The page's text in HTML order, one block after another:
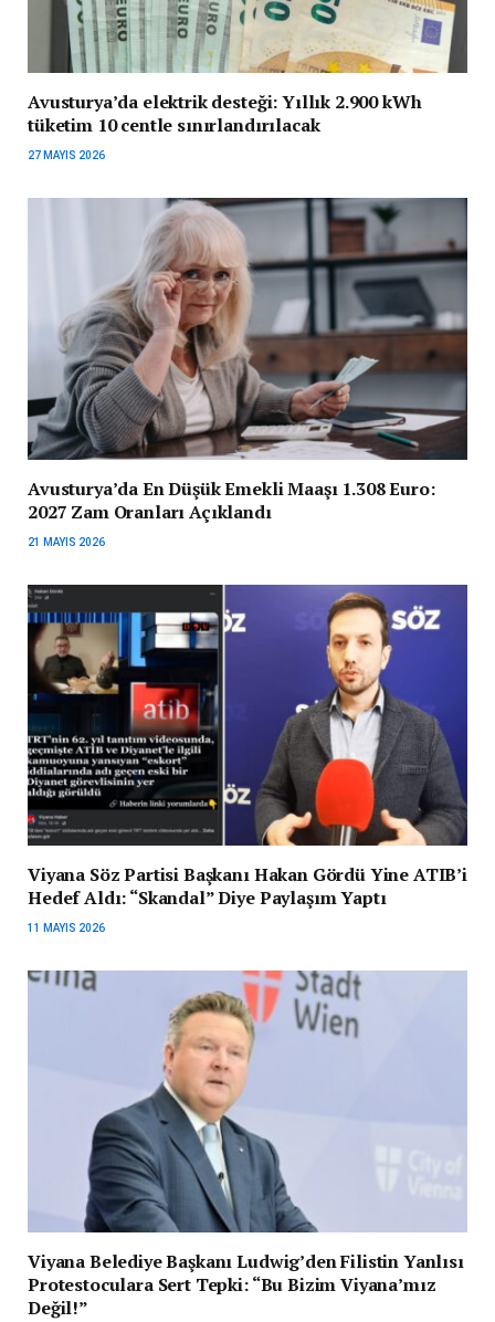
Avusturya’da elektrik desteği: Yıllık 2.900 kWh
tüketim 10 centle sınırlandırılacak
27 MAYIS 2026
Avusturya’da En Düşük Emekli Maaşı 1.308 Euro:
2027 Zam Oranları Açıklandı
21 MAYIS 2026
Viyana Söz Partisi Başkanı Hakan Gördü Yine ATIB’i
Hedef Aldı: “Skandal” Diye Paylaşım Yaptı
11 MAYIS 2026
Viyana Belediye Başkanı Ludwig’den Filistin Yanlısı
Protestoculara Sert Tepki: “Bu Bizim Viyana’mız
Değil!”